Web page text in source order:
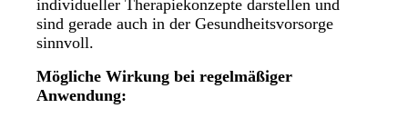
individueller Therapiekonzepte darstellen und
sind gerade auch in der Gesundheitsvorsorge
sinnvoll.
Mögliche Wirkung bei regelmäßiger
Anwendung: